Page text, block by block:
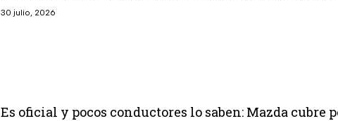
30 julio, 2026
Es oficial y pocos conductores lo saben: Mazda cubre